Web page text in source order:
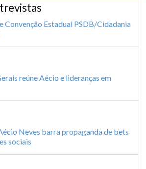
Convenção Estadual PSDB/Cidadania
reúne Aécio e lideranças em
Neves barra propaganda de bets
sociais